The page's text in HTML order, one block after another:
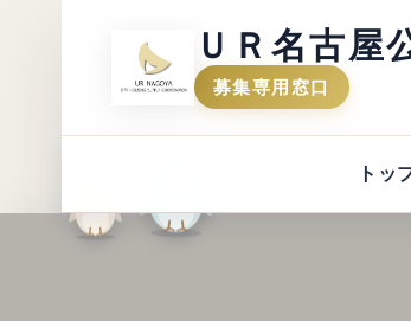
ＵＲ名古屋
募集専用窓口
トッ